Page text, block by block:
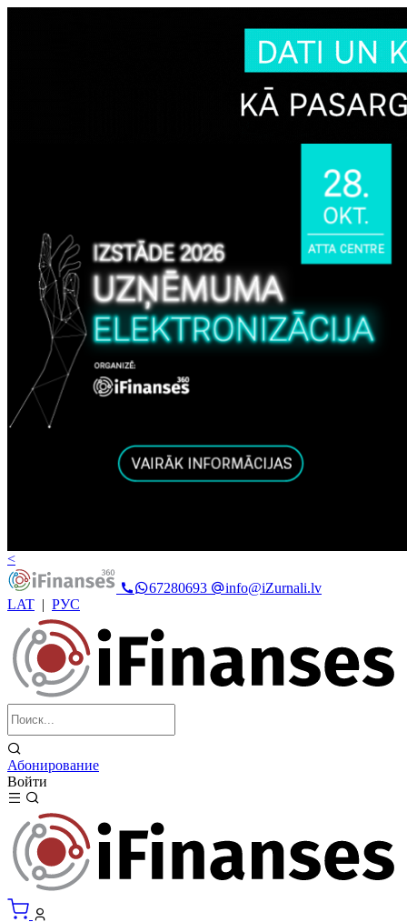
<
67280693
info@iZurnali.lv
LAT | РУС
Абонирование
Войти